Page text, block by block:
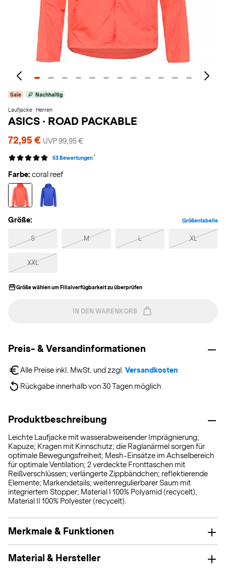
Sale Nachhaltig
Laufjacke · Herren
ASICS · ROAD PACKABLE
72,95 € UVP 99,95 €
53 Bewertungen 1
Farbe: coral reef
Größe: Größentabelle
S M L XL
XXL
Größe wählen um Filialverfügbarkeit zu überprüfen
IN DEN WARENKORB
Preis- & Versandinformationen
Alle Preise inkl. MwSt. und zzgl. Versandkosten
Rückgabe innerhalb von 30 Tagen möglich
Produktbeschreibung
Leichte Laufjacke mit wasserabweisender Imprägnierung;
Kapuze; Kragen mit Kinnschutz; die Raglanärmel sorgen für
optimale Bewegungsfreiheit; Mesh-Einsätze im Achselbereich
für optimale Ventilation; 2 verdeckte Fronttaschen mit
Reißverschlüssen; verlängerte Zippbändchen; reflektierende
Elemente; Markendetails; weitenregulierbarer Saum mit
integriertem Stopper; Material I 100% Polyamid (recycelt),
Material II 100% Polyester (recycelt).
Merkmale & Funktionen
Material & Hersteller